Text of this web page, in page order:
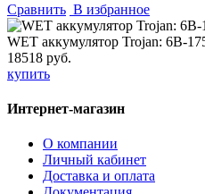
Сравнить В избранное
WET аккумулятор Trojan: 6В-
18518 руб.
купить
Интернет-магазин
О компании
Личный кабинет
Доставка и оплата